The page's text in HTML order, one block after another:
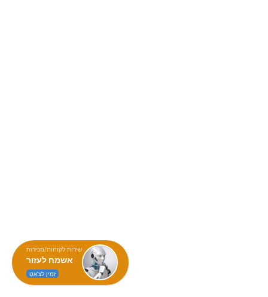
שירות לקוחות/מכירות
אשמח לעזור
זמין לצ'אט